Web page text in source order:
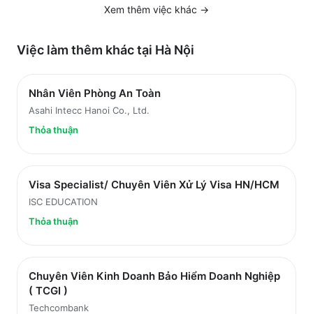
Xem thêm việc khác →
Việc làm thêm khác tại Hà Nội
Nhân Viên Phòng An Toàn
Asahi Intecc Hanoi Co., Ltd.
Thỏa thuận
Visa Specialist/ Chuyên Viên Xử Lý Visa HN/HCM
ISC EDUCATION
Thỏa thuận
Chuyên Viên Kinh Doanh Bảo Hiểm Doanh Nghiệp
( TCGI )
Techcombank